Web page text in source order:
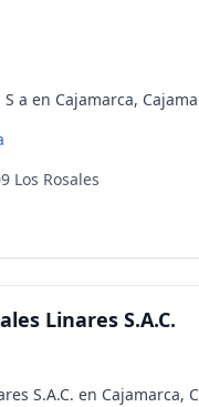
a en Cajamarca,
Los Rosales
Linares S.A.C.
S.A.C. en Cajamarca,